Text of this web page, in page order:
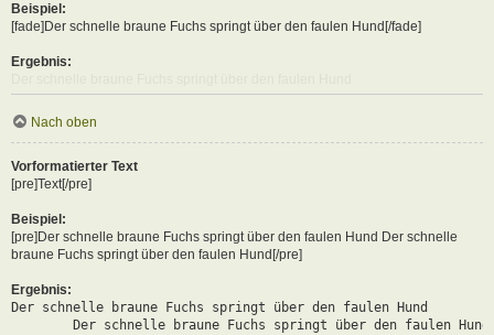
Beispiel:
[fade]Der schnelle braune Fuchs springt über den faulen Hund[/fade]
Ergebnis:
Nach oben
Vorformatierter Text
[pre]Text[/pre]
Beispiel:
[pre]Der schnelle braune Fuchs springt über den faulen Hund Der schnelle
braune Fuchs springt über den faulen Hund[/pre]
Ergebnis:
Der schnelle braune Fuchs springt über den faulen Hund
	Der schnelle braune Fuchs springt über den faulen Hund